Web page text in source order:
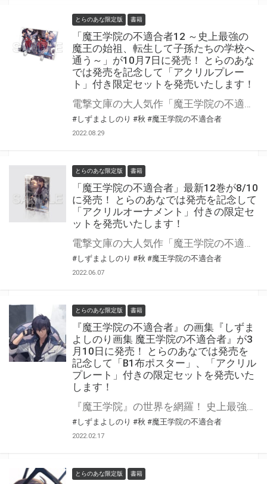
とらのあな限定版 書籍
「魔王学院の不適合者12 ～史上最強の
魔王の始祖、転生して子孫たちの学校へ
通う～」が10月7日に発売！ とらのあな
では発売を記念して「アクリルプレー
ト」付き限定セットを発売いたします！
電撃文庫の大人気作「魔王学院の不適合者12 ～史上最強の魔王の始祖、転生して子孫たちの学校へ通う～」が10月7日(金)に発売！ とらのあなでは発売を記念して「アクリルプレート」付き限定セットを発売いたします。 是非この機会にお買い求めください！
#しずまよしのり #秋 #魔王学院の不適合者
2022.08.29
とらのあな限定版 書籍
「魔王学院の不適合者」最新12巻が8/10
に発売！ とらのあなでは発売を記念して
「アクリルオーナメント」付きの限定セ
ットを発売いたします！
電撃文庫の大人気作「魔王学院の不適合者」最新12巻が8/10に発売！ とらのあなでは発売を記念して「アクリルオーナメント付き限定セット」を発売いたします。 是非この機会にお買い求めください！
#しずまよしのり #秋 #魔王学院の不適合者
2022.06.07
とらのあな限定版 書籍
『魔王学院の不適合者』の画集『しずま
よしのり画集 魔王学院の不適合者』が3
月10日に発売！ とらのあなでは発売を
記念して「B1布ポスター」、「アクリル
プレート」付きの限定セットを発売いた
します！
『魔王学院』の世界を網羅！ 史上最強の魔王の画集、全国の書店に並ぶ!! 『魔王学院の不適合者』の画集が3月10日(木)に発売！ とらのあなでは発売を記念して「B1布ポスター」と「アクリルプレートセット」付きの限定セットを発売いたします！ 是非この機会にお買い求めください！
#しずまよしのり #秋 #魔王学院の不適合者
2022.02.17
とらのあな限定版 書籍